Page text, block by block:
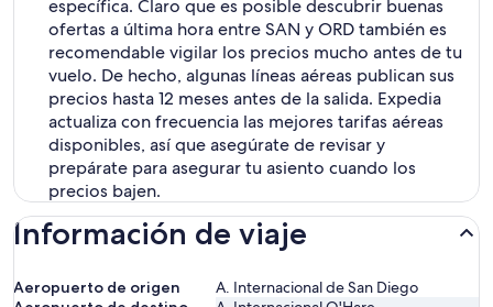
específica. Claro que es posible descubrir buenas
ofertas a última hora entre SAN y ORD también es
recomendable vigilar los precios mucho antes de tu
vuelo. De hecho, algunas líneas aéreas publican sus
precios hasta 12 meses antes de la salida. Expedia
actualiza con frecuencia las mejores tarifas aéreas
disponibles, así que asegúrate de revisar y
prepárate para asegurar tu asiento cuando los
precios bajen.
Información de viaje
Aeropuerto de origen
A. Internacional de San Diego